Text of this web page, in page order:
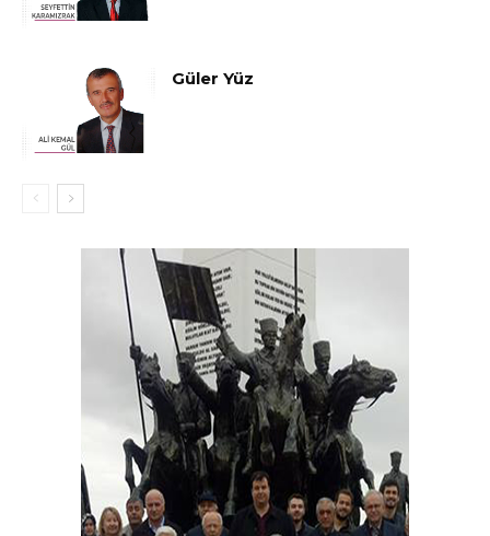
Güler Yüz